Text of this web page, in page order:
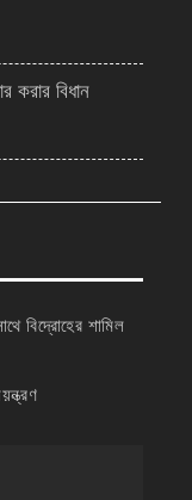
করার বিধান
বিদ্রোহের শামিল